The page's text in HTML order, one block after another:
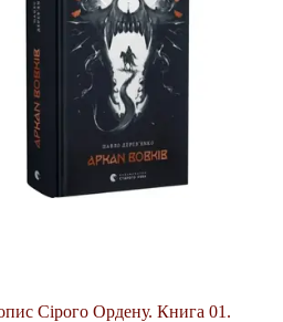
Сірого Ордену. Книга 01.